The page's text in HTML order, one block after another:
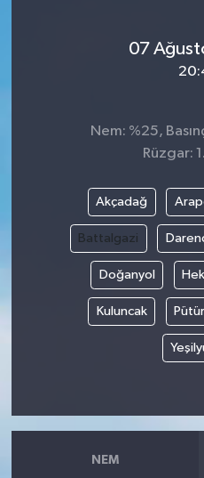
07
Nem: %25,
Rüzgar:
Akçadağ
Battalgazi
Doğanyol
Kuluncak
NEM